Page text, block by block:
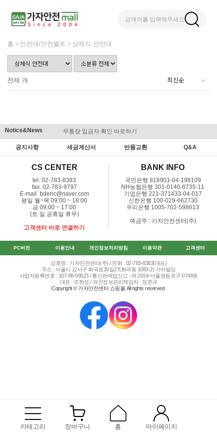
검색어를 입력해주세요
카테고리 장바구니 홈 마이페이지
홈 안전대/안전벨트 상체식 안전대
전체 개
Notice&News 무통장 입금자 확인 바로하기
공지사항 세금계산서 반품교환 Q&A
CS CENTER
tel. 02-783-8383
fax. 02-783-9797
E-mail. bdenc@naver.com
평일 월~목 09:00 ~ 18:00
금 09:00 ~ 17:00
(토.일.공휴일 휴무)
고객센터 바로 연결하기
BANK INFO
국민은행 816901-04-198109
NH농협은행 301-0140-6735-11
기업은행 221-371433-04-017
신한은행 100-029-662730
우리은행 1005-702-598613
예금주 : 가자안전센터(주)
PC버전 이용안내 개인정보처리방침 이용약관 고객센터
상호명 : 가자안전센터(주) / 전화 : 02-783-8383(대표)
주소 : 서울시 강서구 화곡로20길27(화곡동 1083-2) 가자빌딩
사업자등록번호 : 107-88-09523 / 통신판매업신고 : 제 2014-서울영등포구-0748호
대표 : 조현성 / 개인정보관리책임자 : 정준규
Copyright © 가자안전센터 쇼핑몰 All rights reserved.